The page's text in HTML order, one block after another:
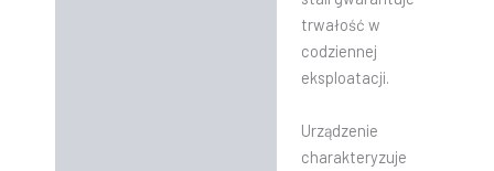
trwałość w
codziennej
eksploatacji.
Urządzenie
charakteryzuje